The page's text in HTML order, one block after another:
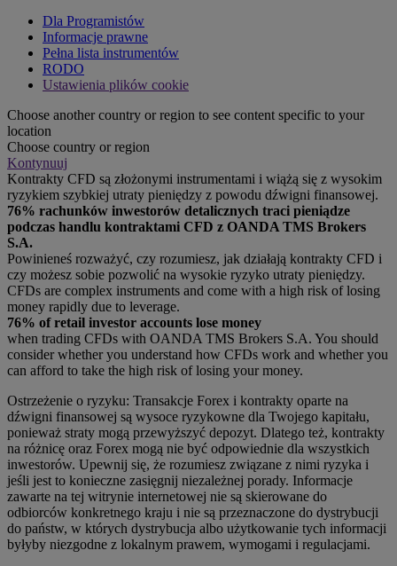
Dla Programistów
Informacje prawne
Pełna lista instrumentów
RODO
Ustawienia plików cookie
Choose another country or region to see content specific to your
location
Choose country or region
Kontynuuj
Kontrakty CFD są złożonymi instrumentami i wiążą się z wysokim
ryzykiem szybkiej utraty pieniędzy z powodu dźwigni finansowej.
76% rachunków inwestorów detalicznych traci pieniądze
podczas handlu kontraktami CFD z OANDA TMS Brokers
S.A.
Powinieneś rozważyć, czy rozumiesz, jak działają kontrakty CFD i
czy możesz sobie pozwolić na wysokie ryzyko utraty pieniędzy.
CFDs are complex instruments and come with a high risk of losing
money rapidly due to leverage.
76% of retail investor accounts lose money
when trading CFDs with OANDA TMS Brokers S.A. You should
consider whether you understand how CFDs work and whether you
can afford to take the high risk of losing your money.
Ostrzeżenie o ryzyku: Transakcje Forex i kontrakty oparte na
dźwigni finansowej są wysoce ryzykowne dla Twojego kapitału,
ponieważ straty mogą przewyższyć depozyt. Dlatego też, kontrakty
na różnicę oraz Forex mogą nie być odpowiednie dla wszystkich
inwestorów. Upewnij się, że rozumiesz związane z nimi ryzyka i
jeśli jest to konieczne zasięgnij niezależnej porady. Informacje
zawarte na tej witrynie internetowej nie są skierowane do
odbiorców konkretnego kraju i nie są przeznaczone do dystrybucji
do państw, w których dystrybucja albo użytkowanie tych informacji
byłyby niezgodne z lokalnym prawem, wymogami i regulacjami.